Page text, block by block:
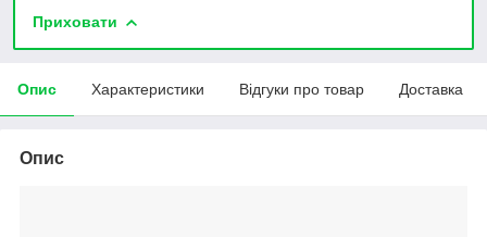
Приховати
Опис Характеристики Відгуки про товар Доставка
Опис